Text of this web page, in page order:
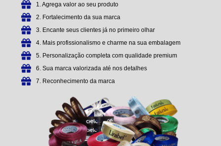
1. Agrega valor ao seu produto
2. Fortalecimento da sua marca
3. Encante seus clientes já no primeiro olhar
4. Mais profissionalismo e charme na sua embalagem
5. Personalização completa com qualidade premium
6. Sua marca valorizada até nos detalhes
7. Reconhecimento da marca